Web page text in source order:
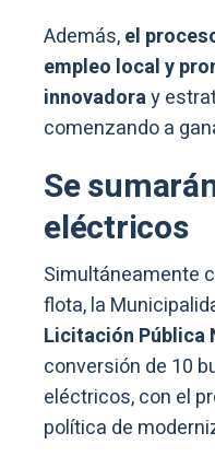
Además,el
empleo local y
innovadoray
comenzando a
Se
eléctricos
Simultáneamente
flota, la
Licitación Pública
conversión de 10
eléctricos, con el
política de